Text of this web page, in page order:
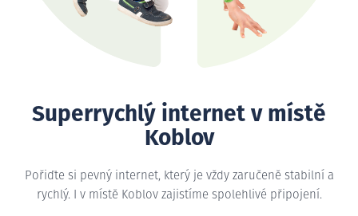
Superrychlý internet v místě
Koblov
Pořiďte si pevný internet, který je vždy zaručeně stabilní a
rychlý. I v místě Koblov zajistíme spolehlivé připojení.